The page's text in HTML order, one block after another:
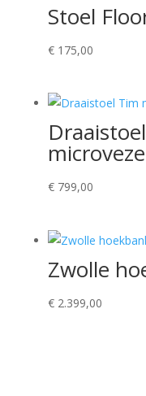
Stoel
€175,00
€799,00
Zwolle
€2.399,00